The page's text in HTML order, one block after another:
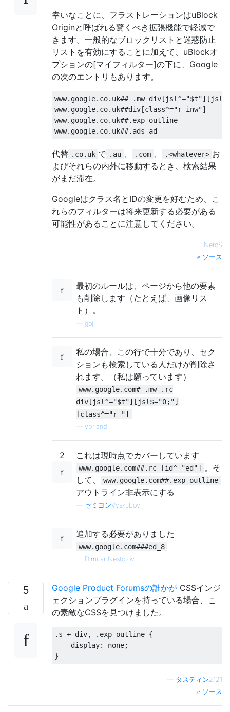
幸いなことに、フラストレーションはuBlock
Originと呼ばれる驚くべき拡張機能で軽減で
きます。一般的なブロックリストと迷惑防止
リストを有効にすることに加えて、uBlockオ
プションの[マイフィルター]の下に、Google
の次のエントリもあります。
www.google.co.uk## .mw
www.google.co.uk##div[class^="r-inw"]
www.google.co.uk##.exp-outline
代替 .co.uk で .au .com .<whatever> お
よびそれらの内外に移動するとき、検索結果
がまだ滞在。
Googleはクラス名とIDの変更を好むため、こ
れらのフィルターは将来更新する必要がある
可能性があることに注意してください。
— NeroS
ソース
最初のルールは、ページから他の要素
も削除します（たとえば、画像リス
ト）。
goji
私の場合、この行で十分であり、セク
ションも検索している人だけが削除さ
れます。（私は願っています）
www.google.com# .mw .rc
div[jsl^="$t"][jsl$="0;"]
[class^="r-"]
vbriand
2 これは現時点でカバーしています
www.google.com##.rc [id^="ed"]
。そ
して、
www.google.com##.exp-outline
アウトライン非表示にする
セミヨンVyskubov
追加する必要がありました
www.google.com###ed_8
— Dimitar Nestorov
5 Google Product Forumsの誰かが CSSインジ
ェクションプラグインを持っている場合、こ
の素敵なCSSを見つけました。
.s + div, .exp-outline {
    display: none;
タスティン2121
ソース